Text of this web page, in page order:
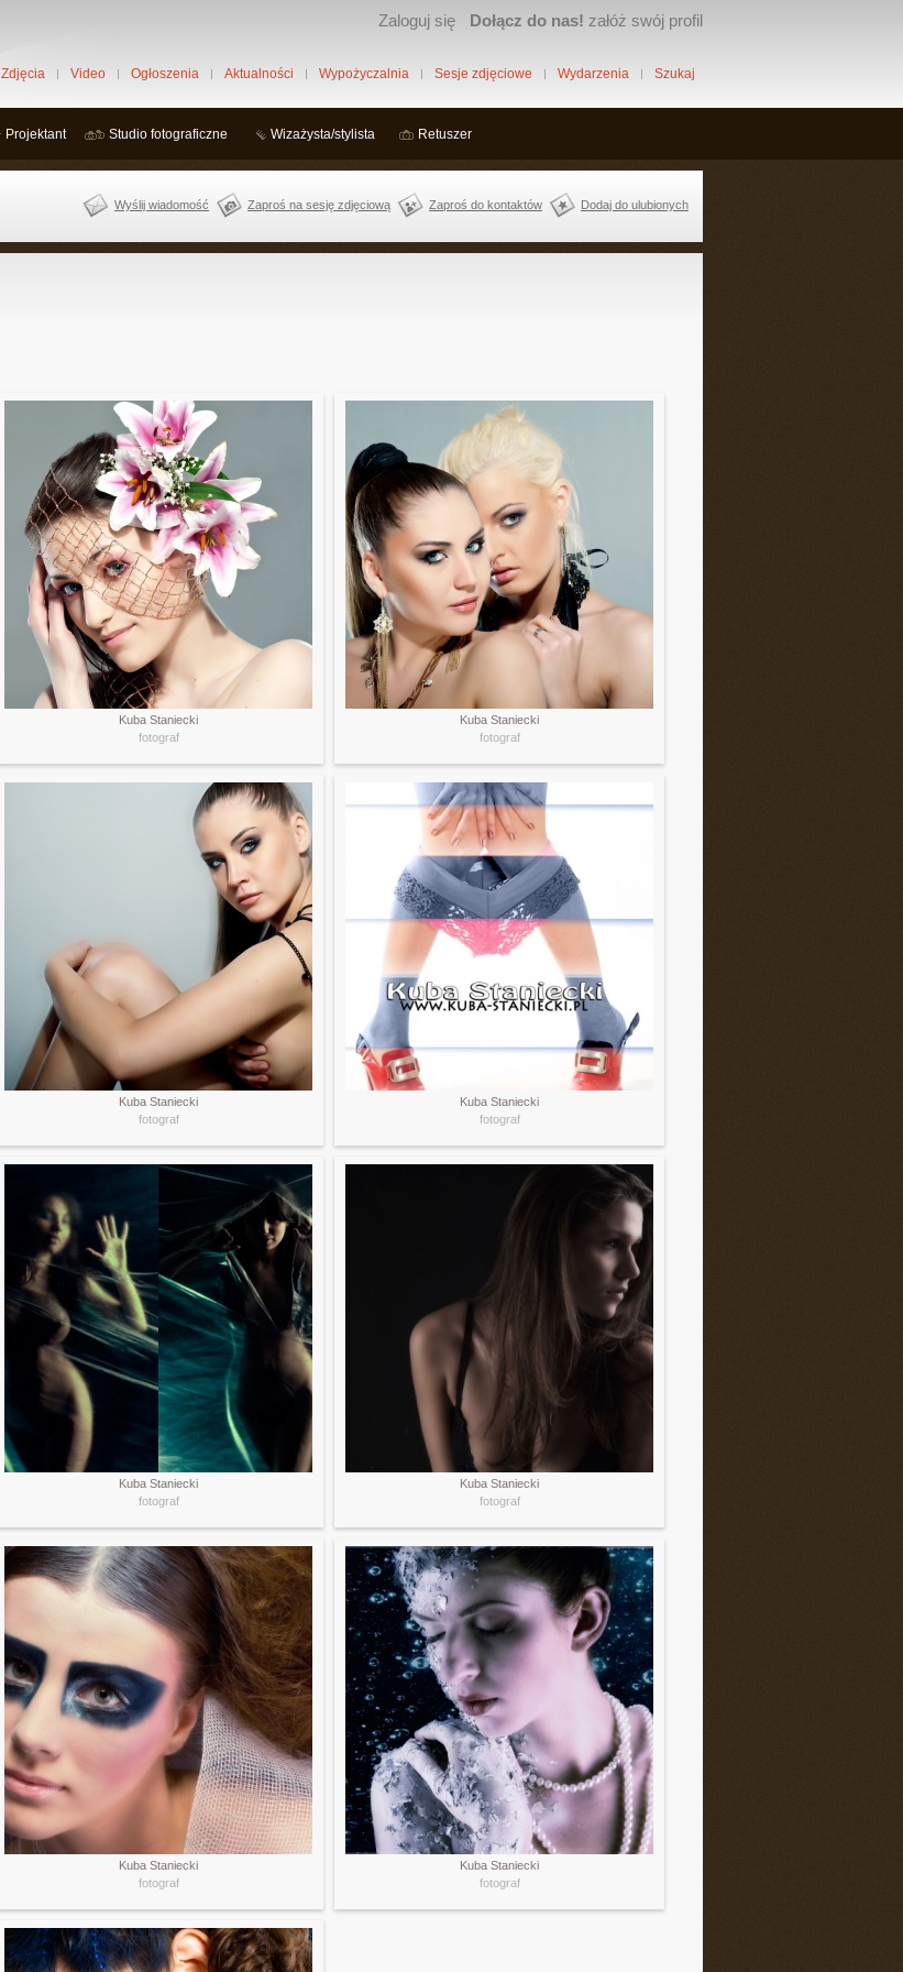
Zaloguj się Dołącz do nas! załóż swój profil
Zdjęcia Video Ogłoszenia Aktualności Wypożyczalnia Sesje zdjęciowe Wydarzenia Szukaj
Projektant Studio fotograficzne Wizażysta/stylista Retuszer
Wyślij wiadomość Zaproś na sesję zdjęciową Zaproś do kontaktów Dodaj do ulubionych
Kuba Staniecki
fotograf
Kuba Staniecki
fotograf
Kuba Staniecki
fotograf
Kuba Staniecki
fotograf
Kuba Staniecki
fotograf
Kuba Staniecki
fotograf
Kuba Staniecki
fotograf
Kuba Staniecki
fotograf